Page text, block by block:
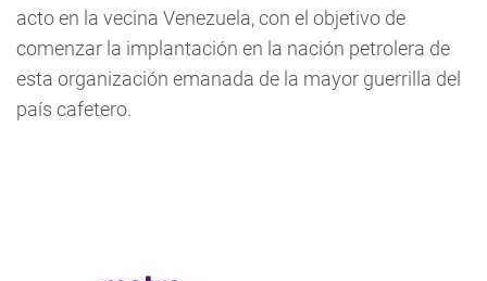
acto en la vecina Venezuela, con el objetivo de
comenzar la implantación en la nación petrolera de
esta organización emanada de la mayor guerrilla del
país cafetero.